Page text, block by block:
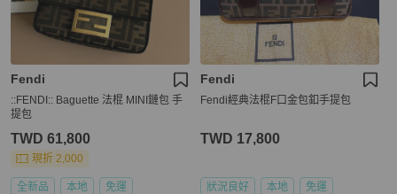
Fendi
::FENDI:: Baguette 法棍 MINI鏈包 手
提包
TWD 61,800
現折 2,000
全新品 本地 免運
Fendi
Fendi經典法棍F口金包釦手提包
TWD 17,800
狀況良好 本地 免運